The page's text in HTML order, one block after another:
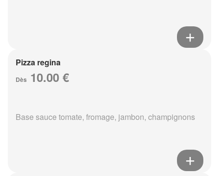
Pizza regina
Dès 10.00 €
Base sauce tomate, fromage, jambon, champignons